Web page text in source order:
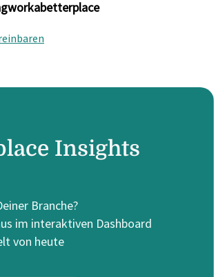
Insights
Branche?
im interaktiven Dashboard
von heute